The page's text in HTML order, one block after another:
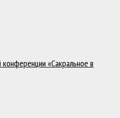
конференции «Сакральное в